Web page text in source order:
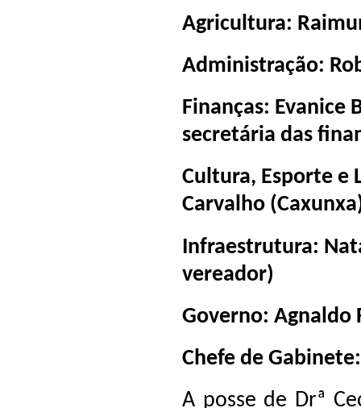
Agricultura:
Administração:
Finanças: Evanice
secretária das
Cultura, Esporte e
Carvalho
Infraestrutura:
vereador)
Governo: Agnaldo
Chefe de
A posse de Drª